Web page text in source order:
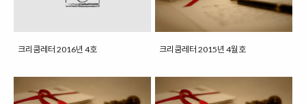
크리쿰레터 2016년 4호 크리쿰레터 2015년 4월호